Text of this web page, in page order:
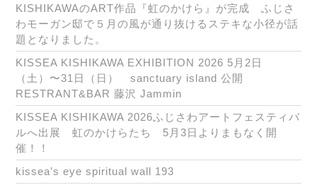
KISHIKAWAのART作品『虹のかけら』が完成 ふじさ
わモーガン邸で５月の風が通り抜けるステキな小径が話
題となりました。
KISSEA KISHIKAWA EXHIBITION 2026 5月2日
（土）〜31日（日） sanctuary island 公開
RESTRANT&BAR 藤沢 Jammin
KISSEA KISHIKAWA 2026ふじさわアートフェスティバ
ルへ出展 虹のかけらたち 5月3日よりまもなく開
催！！
kissea’s eye spiritual wall 193